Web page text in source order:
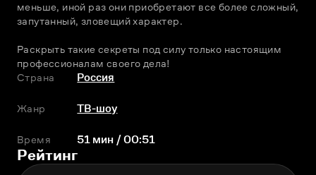
меньше, иной раз они приобретают все более сложный,
запутанный, зловещий характер.
Раскрыть такие секреты под силу только настоящим
профессионалам своего дела!
Страна
Россия
Жанр ТВ-шоу
Время 51 мин / 00:51
Рейтинг